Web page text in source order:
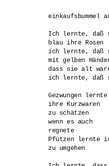
einkaufsbummel
Ich lernte, daß
blau ihre Rosen
ich lernte, daß
mit gelben
dass sie alt
ich lernte, daß
Gezwungen
ihre Kurzwaren
zu schätzen
wenn es auch
regnete
Pfützen lernte
zu umgehen